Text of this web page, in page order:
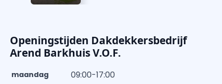
Openingstijden Dakdekkersbedrijf
Arend Barkhuis V.O.F.
maandag 09:00-17:00